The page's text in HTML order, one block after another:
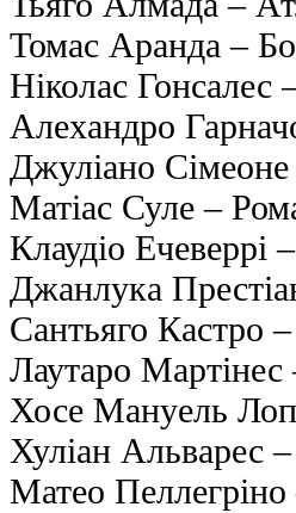
Томас Аранда –
Ніколас Гонсалес
Алехандро
Джуліано
Матіас Суле –
Клаудіо Ечеверрі
Джанлука
Сантьяго Кастро
Лаутаро Мартінес
Хосе Мануель
Хуліан Альварес
Матео